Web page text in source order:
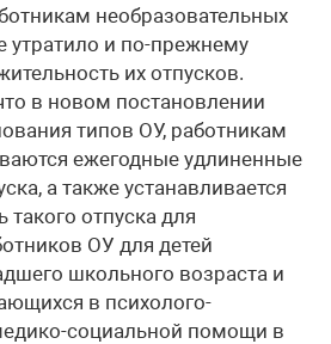
необразовательных
утратило и по-прежнему
их отпусков.
в новом постановлении
типов ОУ, работникам
ежегодные удлиненные
а также устанавливается
отпуска для
ОУ для детей
школьного возраста и
в психолого-
социальной помощи в